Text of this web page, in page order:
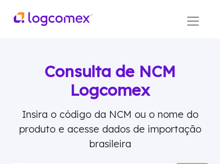
Consulta de NCM
Logcomex
Insira o código da NCM ou o nome do
produto e acesse dados de importação
brasileira